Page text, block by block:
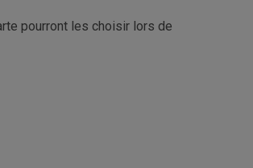
pourront les choisir lors de